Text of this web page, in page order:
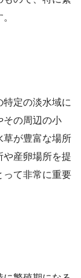
定の淡水域に
その周辺の小
草が豊富な場所
や産卵場所を提
って非常に重要